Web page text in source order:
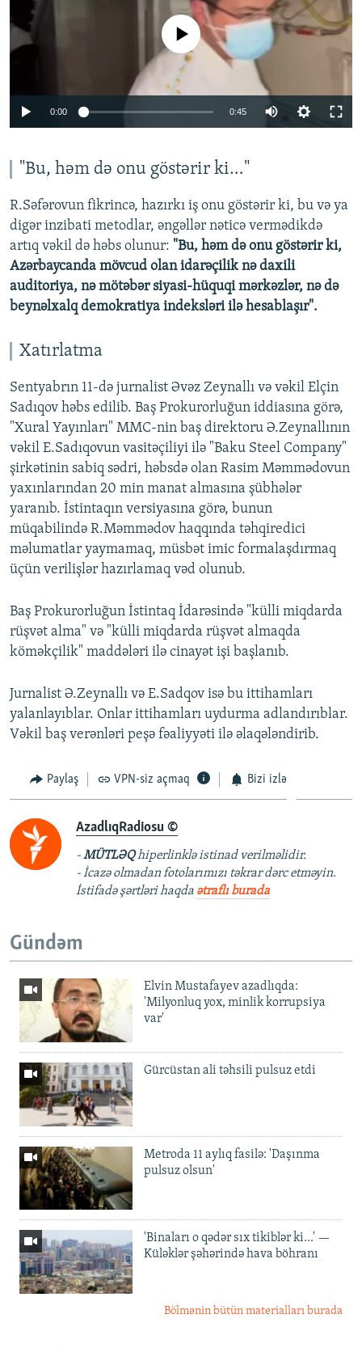
Auto 232p 350p 464p
No media source currently available
0:00 0:45
"Bu, həm də onu göstərir ki…"
R.Səfərovun fikrincə, hazırkı iş onu göstərir ki, bu və ya
digər inzibati metodlar, əngəllər nəticə vermədikdə
artıq vəkil də həbs olunur: "Bu, həm də onu göstərir ki,
Azərbaycanda mövcud olan idarəçilik nə daxili
auditoriya, nə mötəbər siyasi-hüquqi mərkəzlər, nə də
beynəlxalq demokratiya indeksləri ilə hesablaşır".
Xatırlatma
Sentyabrın 11-də jurnalist Əvəz Zeynallı və vəkil Elçin
Sadıqov həbs edilib. Baş Prokurorluğun iddiasına görə,
"Xural Yayınları" MMC-nin baş direktoru Ə.Zeynallının
vəkil E.Sadıqovun vasitəçiliyi ilə "Baku Steel Company"
şirkətinin sabiq sədri, həbsdə olan Rasim Məmmədovun
yaxınlarından 20 min manat almasına şübhələr
yaranıb. İstintaqın versiyasına görə, bunun
müqabilində R.Məmmədov haqqında təhqiredici
məlumatlar yaymamaq, müsbət imic formalaşdırmaq
üçün verilişlər hazırlamaq vəd olunub.
Baş Prokurorluğun İstintaq İdarəsində "külli miqdarda
rüşvət alma" və "külli miqdarda rüşvət almaqda
köməkçilik" maddələri ilə cinayət işi başlanıb.
Jurnalist Ə.Zeynallı və E.Sadqov isə bu ittihamları
yalanlayıblar. Onlar ittihamları uydurma adlandırıblar.
Vəkil baş verənləri peşə fəaliyyəti ilə əlaqələndirib.
Paylaş VPN-siz açmaq Bizi izlə
AzadlıqRadiosu ©
-MÜTLƏQhiperlinklə istinad verilməlidir.
- İcazə olmadan fotolarımızı təkrar dərc etməyin.
İstifadə şərtləri haqda ətraflı burada
Gündəm
Elvin Mustafayev azadlıqda:
'Milyonluq yox, minlik korrupsiya
var'
Gürcüstan ali təhsili pulsuz etdi
Metroda 11 aylıq fasilə: 'Daşınma
pulsuz olsun'
'Binaları o qədər sıx tikiblər ki...' —
Küləklər şəhərində hava böhranı
Bölmənin bütün materialları burada